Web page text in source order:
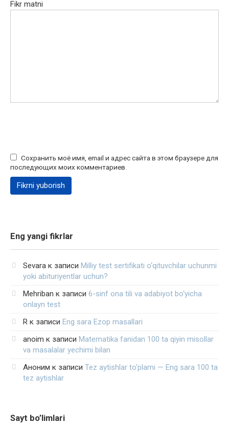
Fikr matni
Сохранить моё имя, email и адрес сайта в этом браузере для
последующих моих комментариев.
Eng yangi fikrlar
Sevara к записи Milliy test sertifikati o‘qituvchilar uchunmi
yoki abituriyentlar uchun?
Mehriban к записи 6-sinf ona tili va adabiyot bo‘yicha
onlayn test
R к записи Eng sara Ezop masallari
anoim к записи Matematika fanidan 100 ta qiyin misollar
va masalalar yechimi bilan
Аноним к записи Tez aytishlar to‘plami — Eng sara 100 ta
tez aytishlar
Sayt bo’limlari